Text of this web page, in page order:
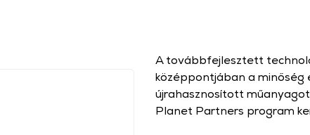
A továbbfejlesztett
középpontjában a minőség
újrahasznosított
Planet Partners program